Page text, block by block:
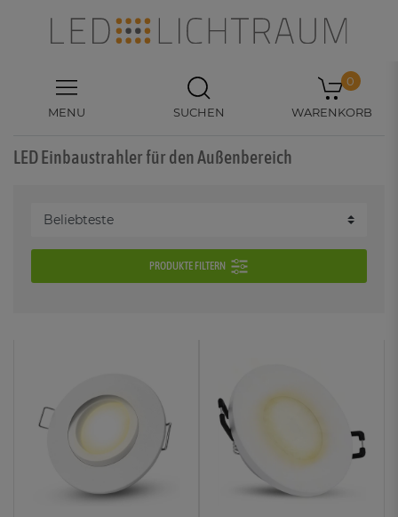
MENU SUCHEN
0
WARENKORB
LED Einbaustrahler für den Außenbereich
PRODUKTE FILTERN